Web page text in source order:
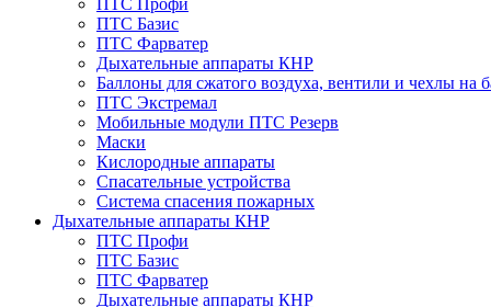
ПТС Профи
ПТС Базис
ПТС Фарватер
Дыхательные аппараты КНР
Баллоны для сжатого воздуха, вентили и чехлы на
ПТС Экстремал
Мобильные модули ПТС Резерв
Маски
Кислородные аппараты
Спасательные устройства
Система спасения пожарных
Дыхательные аппараты КНР
ПТС Профи
ПТС Базис
ПТС Фарватер
Дыхательные аппараты КНР